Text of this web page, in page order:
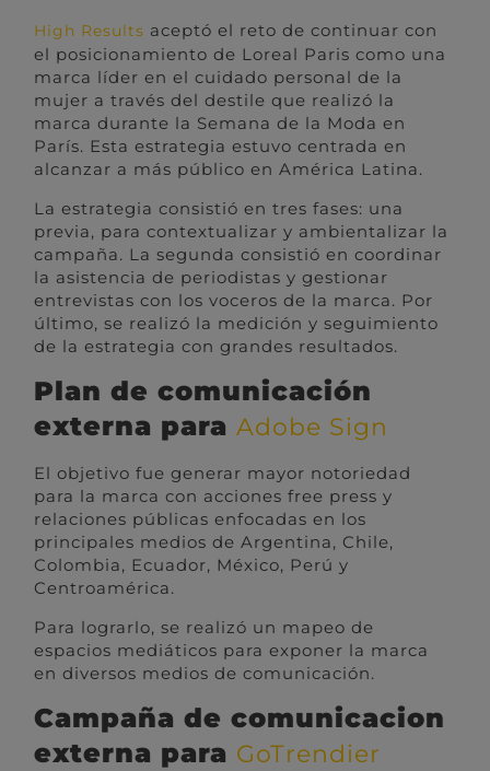
High Results aceptó el reto de continuar con
el posicionamiento de Loreal Paris como una
marca líder en el cuidado personal de la
mujer a través del destile que realizó la
marca durante la Semana de la Moda en
París. Esta estrategia estuvo centrada en
alcanzar a más público en América Latina.
La estrategia consistió en tres fases: una
previa, para contextualizar y ambientalizar la
campaña. La segunda consistió en coordinar
la asistencia de periodistas y gestionar
entrevistas con los voceros de la marca. Por
último, se realizó la medición y seguimiento
de la estrategia con grandes resultados.
Plan de comunicación
externa paraAdobe Sign
El objetivo fue generar mayor notoriedad
para la marca con acciones free press y
relaciones públicas enfocadas en los
principales medios de Argentina, Chile,
Colombia, Ecuador, México, Perú y
Centroamérica.
Para lograrlo, se realizó un mapeo de
espacios mediáticos para exponer la marca
en diversos medios de comunicación.
Campaña de comunicacion
externa para GoTrendier